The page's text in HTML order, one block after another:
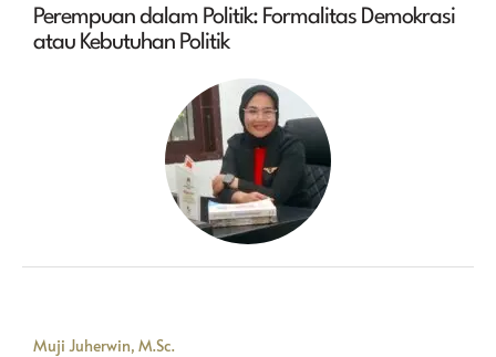
Perempuan dalam Politik: Formalitas Demokrasi
atau Kebutuhan Politik
Muji Juherwin, M.Sc.